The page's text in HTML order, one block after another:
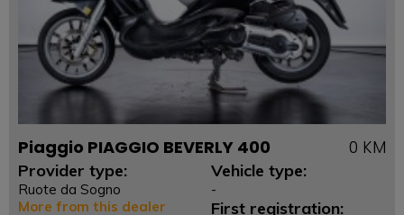
Piaggio PIAGGIO BEVERLY 400 0 KM
Provider type:
Ruote da Sogno
More from this dealer
Vehicle type:
-
First registration: